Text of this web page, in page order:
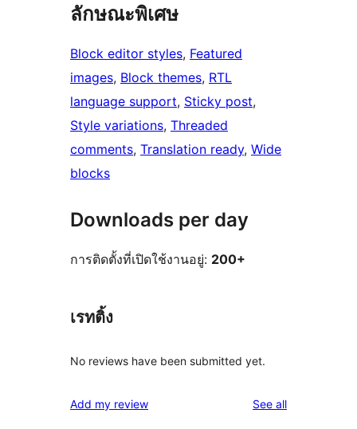
ลักษณะพิเศษ
Block editor styles, Featured
images, Block themes, RTL
language support, Sticky post
Style variations, Threaded
comments, Translation ready, Wide
blocks
Downloads per day
การติดตั้งที่เปิดใช้งานอยู่: 200+
เรทติ้ง
No reviews have been submitted yet.
Add my review See allreviews